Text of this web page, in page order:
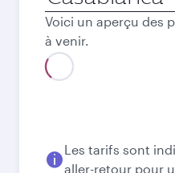
de
départ
Voici un aperçu des
à venir.